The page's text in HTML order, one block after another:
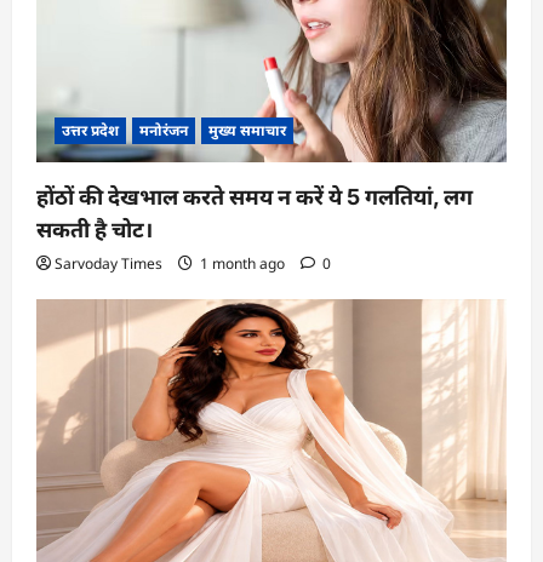
उत्तर प्रदेश मनोरंजन मुख्य समाचार
होंठों की देखभाल करते समय न करें ये 5 गलतियां, लग
सकती है चोट।
Sarvoday Times 1 month ago 0